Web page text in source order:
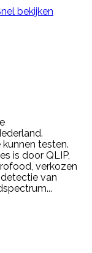
bekijken
testen.
is door QLIP,
verkozen
van